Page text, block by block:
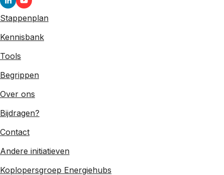
Stappenplan
Kennisbank
Tools
Begrippen
Over ons
Bijdragen?
Contact
Andere initiatieven
Koplopersgroep Energiehubs